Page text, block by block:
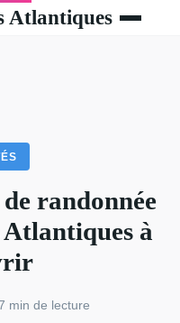
Atlantiques
randonnée
Atlantiques à
min de lecture